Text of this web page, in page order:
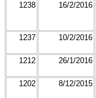
1238 16/2/2016
1237 10/2/2016
1212 26/1/2016
1202 8/12/2015